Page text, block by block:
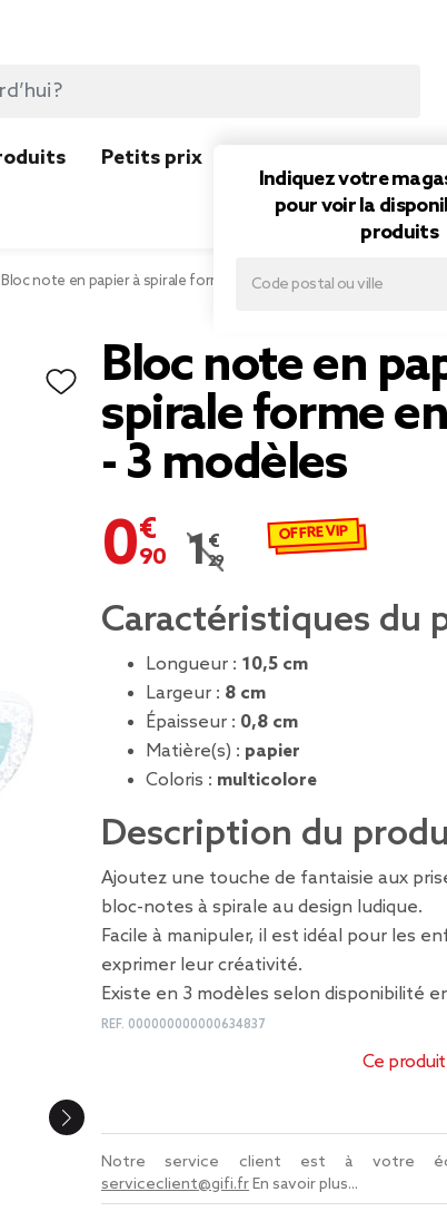
Indiquez votre
pour voir la
produits
Petits prix
Bloc note en papier à spirale forme enfantine - 3 modèles
Bloc note en
spirale forme
- 3 modèles
0,90 €
Prix remisé de 1,29 €
1,29 €
OFFRE VIP
Caractéristiques du
Longueur : 10,5 cm
Largeur : 8 cm
Épaisseur : 0,8 cm
Matière(s) : papier
Coloris : multicolore
Description du
Ajoutez une touche de fantaisie aux
bloc-notes à spirale au design ludique.
Facile à manipuler, il est idéal pour les
exprimer leur créativité.
Existe en 3 modèles selon disponibilité
REF. 000000000000634837
Ce
Notre service client est à votre
serviceclient@gifi.frEn savoir plus...